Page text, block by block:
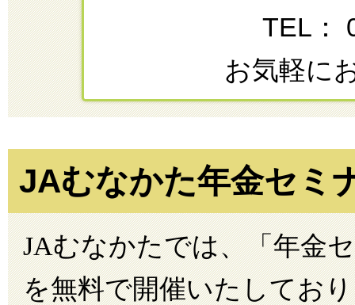
TEL：
お気軽に
JAむなかた年金セミ
JAむなかたでは、「年金
を無料で開催いたしてお